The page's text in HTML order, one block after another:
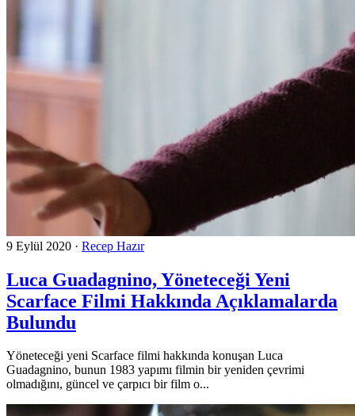
9 Eylül 2020 · Recep Hazır
Luca Guadagnino, Yöneteceği Yeni
Scarface Filmi Hakkında Açıklamalarda
Bulundu
Yöneteceği yeni Scarface filmi hakkında konuşan Luca
Guadagnino, bunun 1983 yapımı filmin bir yeniden çevrimi
olmadığını, güncel ve çarpıcı bir film o...